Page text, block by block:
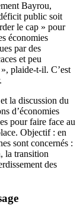
Bayrou,
public soit
le cap » pour
économies
par des
et peu
plaide-t-il. C’est
la discussion du
d’économies
pour faire face au
Objectif : en
sont concernés :
la transition
des